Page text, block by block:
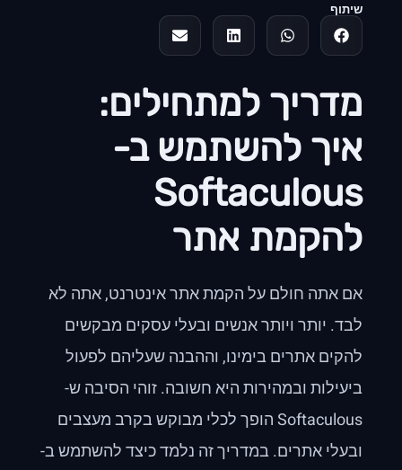
שיתוף
מדריך למתחילים:
איך להשתמש ב-
Softaculous
להקמת אתר
אם אתה חולם על הקמת אתר אינטרנט, אתה לא
לבד. יותר ויותר אנשים ובעלי עסקים מבקשים
להקים אתרים בימינו, וההבנה שעליהם לפעול
ביעילות ובמהירות היא חשובה. זוהי הסיבה ש-
Softaculous הופך לכלי מבוקש בקרב מעצבים
ובעלי אתרים. במדריך זה נלמד כיצד להשתמש ב-